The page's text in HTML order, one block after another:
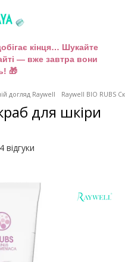
кінця… Шукайте
— вже завтра вони
🎁
догляд Raywell Raywell BIO RUBS
для шкіри
4 відгуки